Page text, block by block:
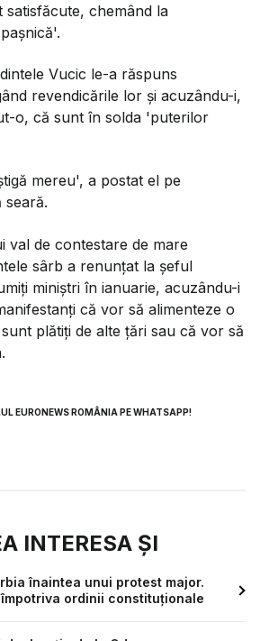
chemând la
Vucic le-a răspuns
revendicările lor și acuzându-i,
o, că sunt în solda 'puterilor
mereu', a postat el pe
seară.
val de contestare de mare
sârb a renunțat la șeful
miniștri în ianuarie, acuzându-i
că vor să alimenteze o
plătiți de alte țări sau că vor să
EURONEWS ROMÂNIA PE WHATSAPP!
INTERESA ȘI
înaintea unui protest major.
ordinii constituționale